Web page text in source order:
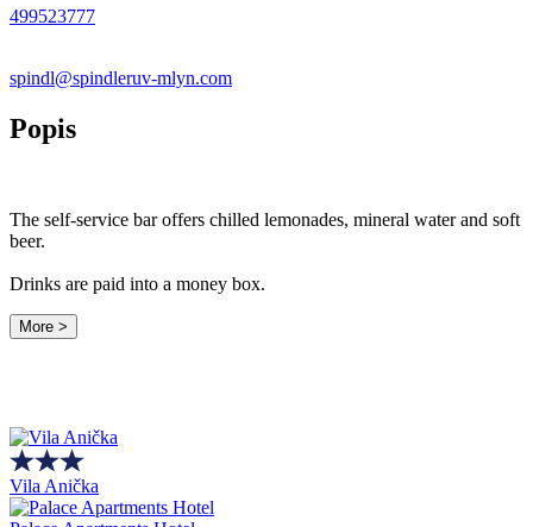
−
499523777
spindl@spindleruv-mlyn.com
Popis
The self-service bar offers chilled lemonades, mineral water and soft
beer.
Drinks are paid into a money box.
More >
Vila Anička